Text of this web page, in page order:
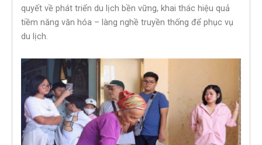
quyết về phát triển du lịch bền vững, khai thác hiệu quả
tiềm năng văn hóa – làng nghề truyền thống để phục vụ
du lịch.